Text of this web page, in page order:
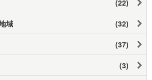
(22)
域 (32)
(37)
(3)